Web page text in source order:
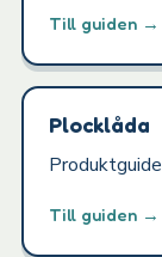
Till guiden →
Plocklåda
Till guiden →